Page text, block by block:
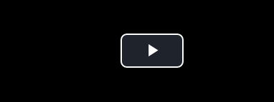
Play